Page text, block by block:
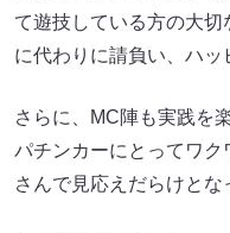
て遊技している方の大
に代わりに請負い、ハッ
さらに、MC陣も実践を
パチンカーにとってワク
さんで見応えだらけとな